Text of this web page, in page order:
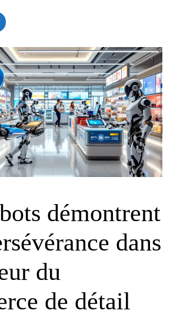
démontrent
dans
du
de détail